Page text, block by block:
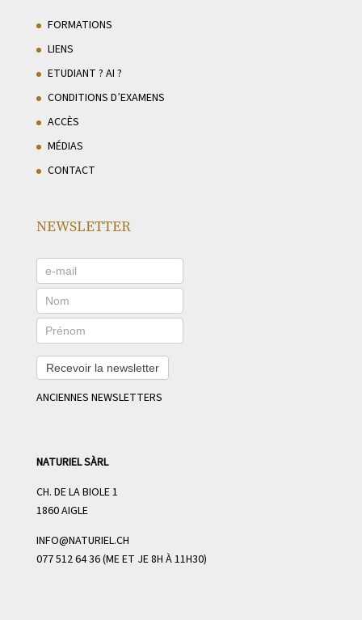
FORMATIONS
LIENS
ETUDIANT ? AI ?
CONDITIONS D’EXAMENS
ACCÈS
MÉDIAS
CONTACT
NEWSLETTER
Recevoir la newsletter
ANCIENNES NEWSLETTERS
NATURIEL SÀRL
CH. DE LA BIOLE 1
1860 AIGLE
INFO@NATURIEL.CH
077 512 64 36 (ME ET JE 8H À 11H30)